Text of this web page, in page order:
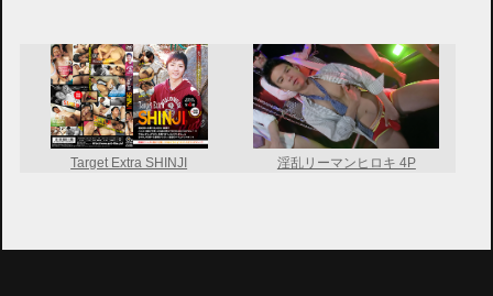
Target Extra SHINJI 淫乱リーマンヒロキ 4P